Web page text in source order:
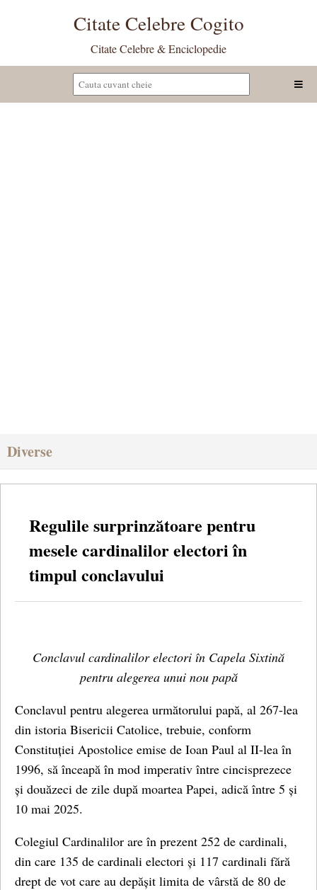
Citate Celebre Cogito
Citate Celebre & Enciclopedie
Diverse
Regulile surprinzătoare pentru
mesele cardinalilor electori în
timpul conclavului
Conclavul cardinalilor electori în Capela Sixtină
pentru alegerea unui nou papă
Conclavul pentru alegerea următorului papă, al 267-lea
din istoria Bisericii Catolice, trebuie, conform
Constituției Apostolice emise de Ioan Paul al II-lea în
1996, să înceapă în mod imperativ între cincisprezece
și douăzeci de zile după moartea Papei, adică între 5 și
10 mai 2025.
Colegiul Cardinalilor are în prezent 252 de cardinali,
din care 135 de cardinali electori și 117 cardinali fără
drept de vot care au depășit limita de vârstă de 80 de